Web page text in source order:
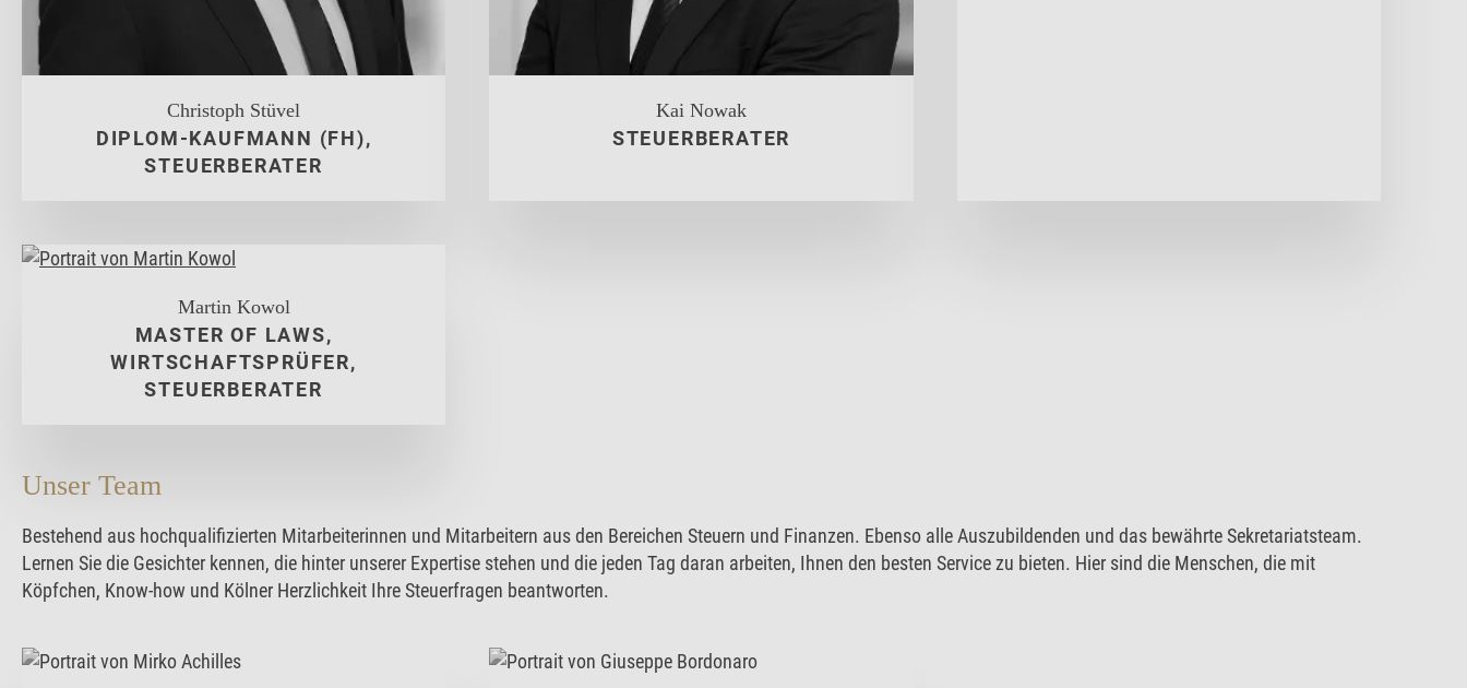
Christoph Stüvel
DIPLOM-KAUFMANN (FH),
STEUERBERATER
Kai Nowak
STEUERBERATER
Martin Kowol
MASTER OF LAWS,
WIRTSCHAFTSPRÜFER,
STEUERBERATER
Unser Team
Bestehend aus hochqualifizierten Mitarbeiterinnen und Mitarbeitern aus den Bereichen Steuern und Finanzen. Ebenso alle Auszubildenden und das bewährte Sekretariatsteam.
Lernen Sie die Gesichter kennen, die hinter unserer Expertise stehen und die jeden Tag daran arbeiten, Ihnen den besten Service zu bieten. Hier sind die Menschen, die mit
Köpfchen, Know-how und Kölner Herzlichkeit Ihre Steuerfragen beantworten.